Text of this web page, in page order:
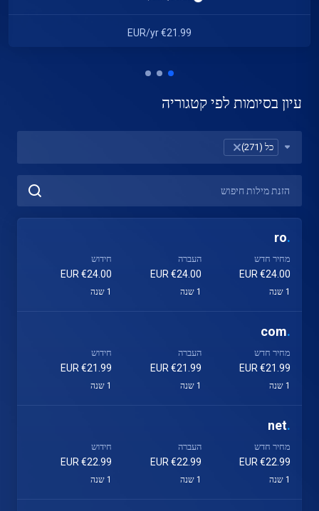
€21.99 EUR/yr
עיון בסיומות לפי קטגוריה
כל (271) ×
.
ro
מחיר חדש
€24.00 EUR
1 שנה
העברה
€24.00 EUR
1 שנה
חידוש
€24.00 EUR
1 שנה
.
com
מחיר חדש
€21.99 EUR
1 שנה
העברה
€21.99 EUR
1 שנה
חידוש
€21.99 EUR
1 שנה
.
net
מחיר חדש
€22.99 EUR
1 שנה
העברה
€22.99 EUR
1 שנה
חידוש
€22.99 EUR
1 שנה